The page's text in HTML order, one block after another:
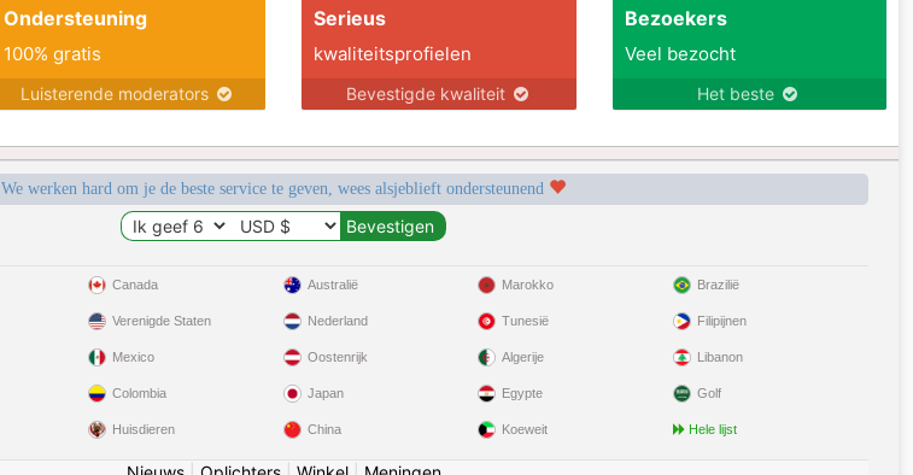
Ondersteuning
100% gratis
Luisterende moderators
Serieus
kwaliteitsprofielen
Bevestigde kwaliteit
Bezoekers
Veel bezocht
Het beste
We werken hard om je de beste service te geven, wees alsjeblieft ondersteunend
Canada
Verenigde Staten
Mexico
Colombia
Huisdieren
Australië
Nederland
Oostenrijk
Japan
China
Marokko
Tunesië
Algerije
Egypte
Koeweit
Brazilië
Filipijnen
Libanon
Golf
Hele lijst